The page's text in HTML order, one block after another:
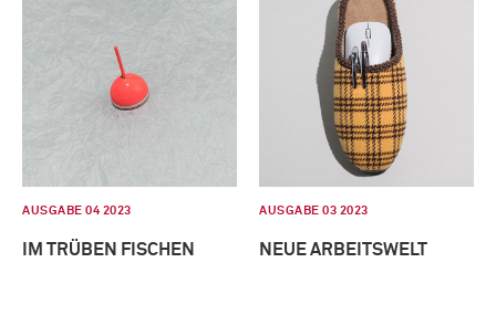
AUSGABE 04 2023
IM TRÜBEN FISCHEN
AUSGABE 03 2023
NEUE ARBEITSWELT